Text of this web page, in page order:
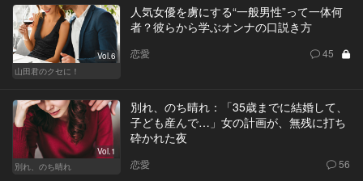
Vol.6
山田君のクセに！
人気女優を虜にする“一般男性”って一体何
者？彼らから学ぶオンナの口説き方
恋愛 45
Vol.1
別れ、のち晴れ
別れ、のち晴れ：「35歳までに結婚して、
子ども産んで…」女の計画が、無残に打ち
砕かれた夜
恋愛 56